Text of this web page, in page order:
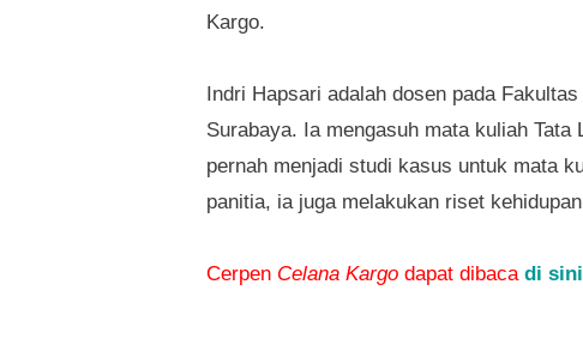
Kargo.
Indri Hapsari adalah dosen pada
Surabaya. Ia mengasuh mata kuliah
pernah menjadi studi kasus untuk mata
panitia, ia juga melakukan riset
Cerpen Celana Kargo dapat dibaca di sini